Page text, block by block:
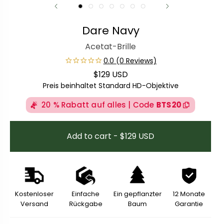
Dare Navy
Acetat-Brille
Regulärer Preis
$129 USD
Preis beinhaltet Standard HD-Objektive
20 % Rabatt auf alles | Code BTS20
Add to cart - $129 USD
Kostenloser
Versand
Einfache
Rückgabe
Ein gepflanzter
Baum
12 Monate
Garantie